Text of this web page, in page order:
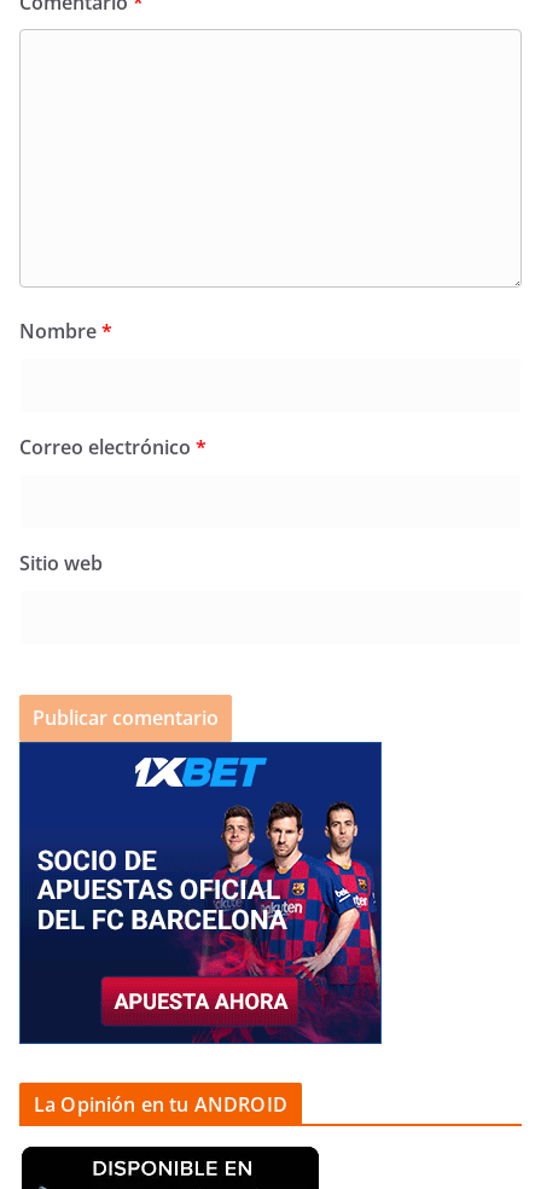
Nombre*
Correo electrónico *
Sitio web
La Opinión en tu ANDROID